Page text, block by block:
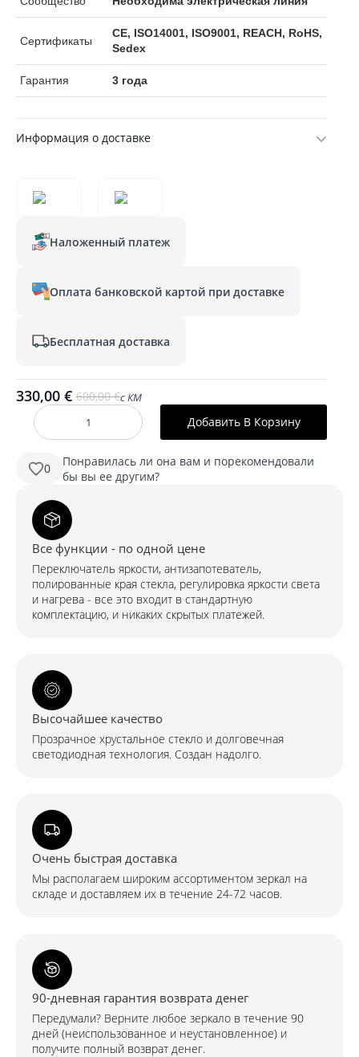
Сертификаты
CE, ISO14001, ISO9001, REACH, RoHS,
Sedex
Гарантия 3 года
Информация о доставке
Наложенный платеж
Оплата банковской картой при доставке
Бесплатная доставка
600,00€
Первоначальная
цена
была:
600,00 €.
330,00 €
Текущая
цена:
330,00 €.
с КМ
Количество
ARI
mm
Ümmargune
LED-
valgustus
Добавить В Корзину
0
Понравилась ли она вам и порекомендовали
бы вы ее другим?
Все функции - по одной цене
Переключатель яркости, антизапотеватель,
полированные края стекла, регулировка яркости света
и нагрева - все это входит в стандартную
комплектацию, и никаких скрытых платежей.
Высочайшее качество
Прозрачное хрустальное стекло и долговечная
светодиодная технология. Создан надолго.
Очень быстрая доставка
Мы располагаем широким ассортиментом зеркал на
складе и доставляем их в течение 24-72 часов.
90-дневная гарантия возврата денег
Передумали? Верните любое зеркало в течение 90
дней (неиспользованное и неустановленное) и
получите полный возврат денег.